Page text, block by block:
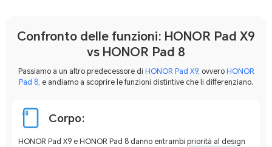
Confronto delle funzioni: HONOR Pad X9
vs HONOR Pad 8
Passiamo a un altro predecessore di HONOR Pad X9, ovvero HONOR
Pad 8, e andiamo a scoprire le funzioni distintive che li differenziano.
Corpo:
HONOR Pad X9 e HONOR Pad 8 danno entrambi priorità al design